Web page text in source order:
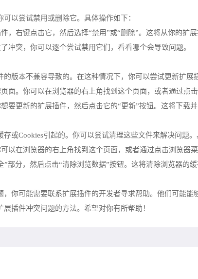
以尝试禁用或删除它。具体操作如下：
，右键点击它，然后选择“禁用”或“删除”。这将从你的扩展
冲突，你可以逐个尝试禁用它们，看看哪个会导致问题。
版本不兼容导致的。在这种情况下，你可以尝试更新扩展
面。你可以在浏览器的右上角找到这个页面，或者通过点
要更新的扩展插件，然后点击它的“更新”按钮。这将下载
或Cookies引起的。你可以尝试清理这些文件来解决问题。
以在浏览器的右上角找到这个页面，或者通过点击浏览器菜
部分，然后点击“清除浏览数据”按钮。这将清除浏览器的缓
你可能需要联系扩展插件的开发者寻求帮助。他们可能能
插件冲突问题的方法。希望对你有所帮助！